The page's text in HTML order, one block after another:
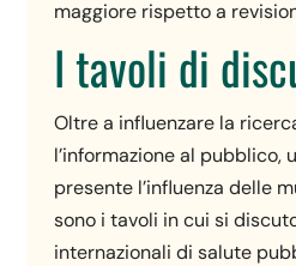
maggiore rispetto a
I tavoli di
Oltre a influenzare la
l’informazione al pubblico,
presente l’influenza delle
sono i tavoli in cui si
internazionali di salute